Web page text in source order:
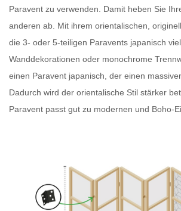
Paravent zu verwenden. Damit heben Sie
anderen ab. Mit ihrem orientalischen,
die 3- oder 5-teiligen Paravents japanisch
Wanddekorationen oder monochrome
einen Paravent japanisch , der einen
Dadurch wird der orientalische Stil stärker
Paravent passt gut zu modernen und Boho-